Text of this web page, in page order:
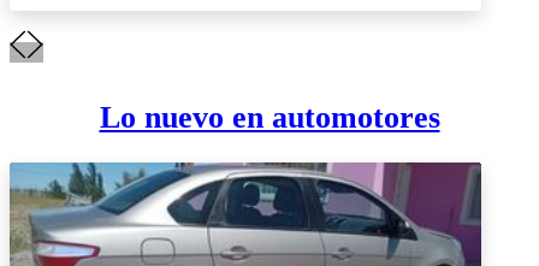
Lo nuevo en automotores